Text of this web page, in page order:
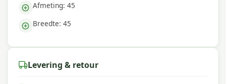
Waarom Garden Impressions?
materialen, praktische ontwerpen en een
Afmeting: 45
Breedte: 45
Levering & retour